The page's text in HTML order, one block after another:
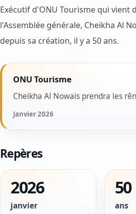
Exécutif d'ONU Tourisme qui vient
l'Assemblée générale, Cheikha Al
depuis sa création, il y a 50 ans.
ONU Tourisme
Cheikha Al Nowais prendra les
Janvier 2026
Repères
2026
janvier
50
ans